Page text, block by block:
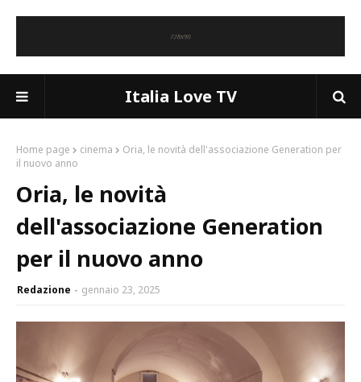
Italia Love TV
Home page cinema
Oria, le novità dell'associazione Generation per
il nuovo anno
Oria, le novità
dell'associazione Generation
per il nuovo anno
Redazione gennaio 23, 2025